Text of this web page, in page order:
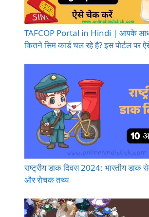
TAFCOP Portal in Hindi | आपके
कितने सिम कार्ड चल रहे है? इस पोर्टल पर
राष्ट्रीय डाक दिवस 2024: भारतीय डाक
और रोचक तथ्य